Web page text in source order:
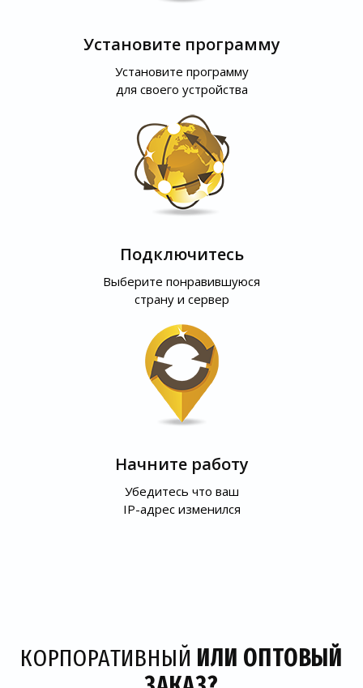
Установите программу
Установите программу
для своего устройства
Подключитесь
Выберите понравившуюся
страну и сервер
Начните работу
Убедитесь что ваш
IP-адрес изменился
КОРПОРАТИВНЫЙ ИЛИ ОПТОВЫЙ